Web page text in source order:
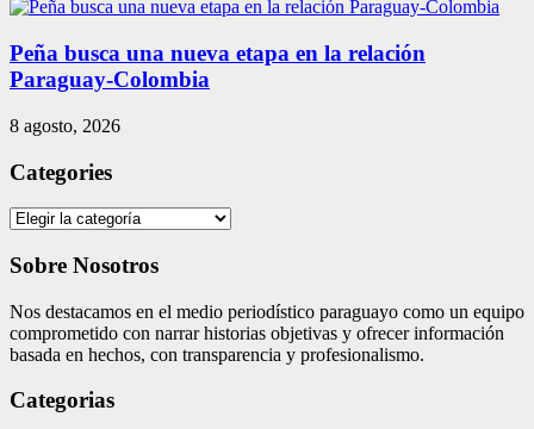
Peña busca una nueva etapa en la relación
Paraguay-Colombia
8 agosto, 2026
Categories
Categories
Sobre Nosotros
Nos destacamos en el medio periodístico paraguayo como un equipo
comprometido con narrar historias objetivas y ofrecer información
basada en hechos, con transparencia y profesionalismo.
Categorias